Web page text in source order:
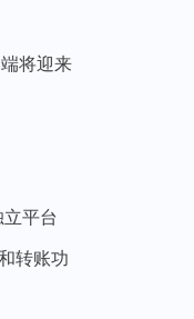
将迎来
平台
转账功